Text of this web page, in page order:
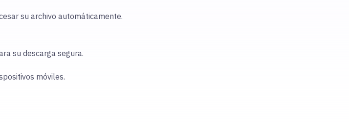
su archivo automáticamente.
su descarga segura.
móviles.